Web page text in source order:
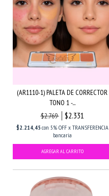
(AR1110-1) PALETA DE CORRECTOR
TONO 1 -...
$2.769
$2.331
$2.214,45 con 5% OFF x TRANSFERENCIA
bancaria